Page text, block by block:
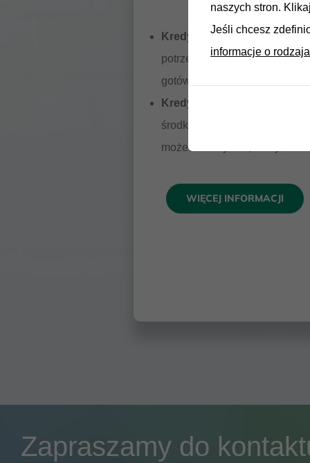
Kredyt Idealny– kiedy
potrzebujesz szybko
gotówki
Kredyt odnawialny
środki na rachunku, z których
możesz korzystać, kiedy
WIĘCEJ INFORMACJI
Zapraszamy do
naszych stron.
Jeśli chcesz
informacje o